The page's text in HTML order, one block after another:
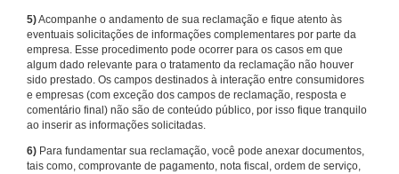
5)Acompanhe o andamento de sua reclamação e fique atento às
eventuais solicitações de informações complementares por parte da
empresa. Esse procedimento pode ocorrer para os casos em que
algum dado relevante para o tratamento da reclamação não houver
sido prestado. Os campos destinados à interação entre consumidores
e empresas (com exceção dos campos de reclamação, resposta e
comentário final) não são de conteúdo público, por isso fique tranquilo
ao inserir as informações solicitadas.
6) Para fundamentar sua reclamação, você pode anexar documentos,
tais como, comprovante de pagamento, nota fiscal, ordem de serviço,